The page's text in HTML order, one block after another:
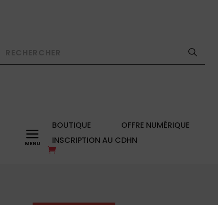
a BOUTIQUE OFFRE NUMÉRIQUE
INSCRIPTION AU CDHN